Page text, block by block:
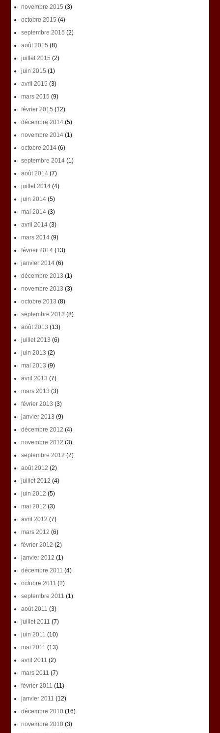
novembre 2015 (3)
octobre 2015 (4)
septembre 2015 (2)
août 2015 (8)
juillet 2015 (2)
juin 2015 (1)
avril 2015 (3)
mars 2015 (9)
février 2015 (12)
décembre 2014(5)
novembre 2014(1)
octobre 2014(6)
septembre 2014(1)
août 2014(7)
juillet 2014(4)
juin 2014(5)
mai 2014(3)
avril 2014(3)
mars 2014(9)
février 2014(13)
janvier 2014(6)
décembre 2013 (1)
novembre 2013 (3)
octobre 2013 (8)
septembre 2013 (8)
août 2013 (13)
juillet 2013 (6)
juin 2013 (2)
mai 2013 (9)
avril 2013 (7)
mars 2013 (3)
février 2013 (3)
janvier 2013 (9)
décembre 2012 (4)
novembre 2012 (3)
septembre 2012 (2)
août 2012 (2)
juillet 2012 (4)
juin 2012 (5)
mai 2012 (3)
avril 2012 (7)
mars 2012 (6)
février 2012 (2)
janvier 2012 (1)
décembre 2011 (4)
octobre 2011 (2)
septembre 2011 (1)
août 2011 (3)
juillet 2011 (7)
juin 2011 (10)
mai 2011 (13)
avril 2011 (2)
mars 2011 (7)
février 2011 (11)
janvier 2011 (12)
décembre 2010(16)
novembre 2010(3)